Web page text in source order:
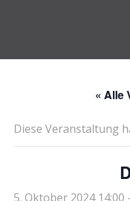
« Alle
Diese Veranstaltung
5. Oktober 2024 14:00 -